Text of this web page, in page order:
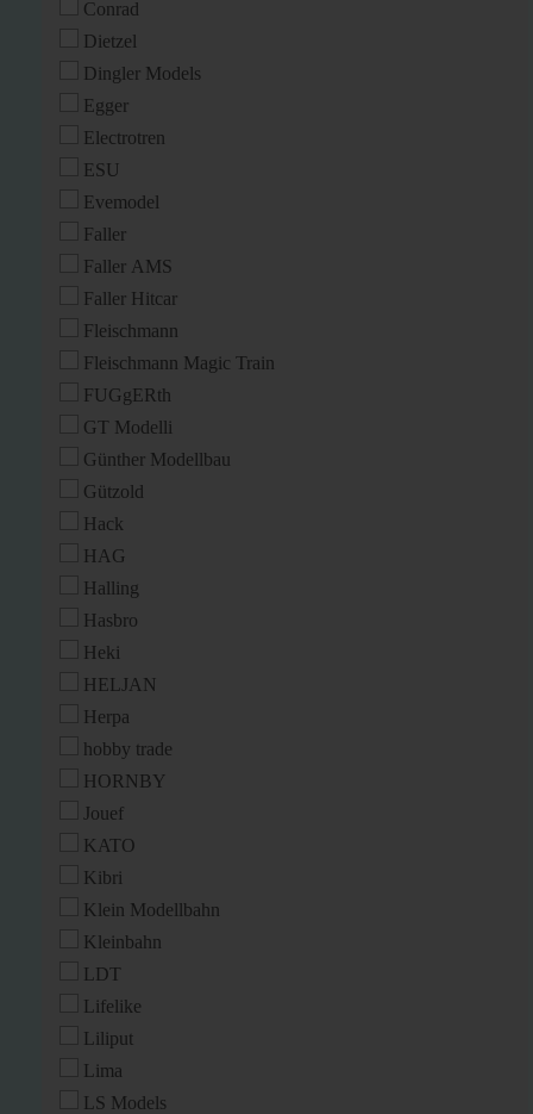
Conrad
Dietzel
Dingler Models
Egger
Electrotren
ESU
Evemodel
Faller
Faller AMS
Faller Hitcar
Fleischmann
Fleischmann Magic Train
FUGgERth
GT Modelli
Günther Modellbau
Gützold
Hack
HAG
Halling
Hasbro
Heki
HELJAN
Herpa
hobby trade
HORNBY
Jouef
KATO
Kibri
Klein Modellbahn
Kleinbahn
LDT
Lifelike
Liliput
Lima
LS Models